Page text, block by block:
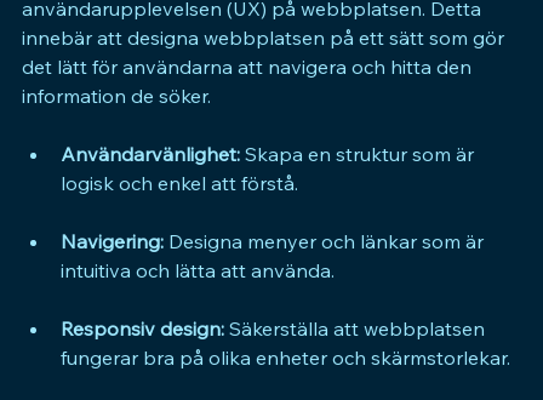
användarupplevelsen (UX) på webbplatsen. Detta
innebär att designa webbplatsen på ett sätt som gör
det lätt för användarna att navigera och hitta den
information de söker.
Användarvänlighet: Skapa en struktur som är
logisk och enkel att förstå.
Navigering: Designa menyer och länkar som är
intuitiva och lätta att använda.
Responsiv design: Säkerställa att webbplatsen
fungerar bra på olika enheter och skärmstorlekar.